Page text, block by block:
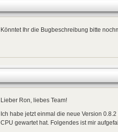
Könntet Ihr die Bugbeschreibung bitte
Lieber Ron, liebes Team!
Ich habe jetzt einmal die neue Version
CPU gewartet hat. Folgendes ist mir